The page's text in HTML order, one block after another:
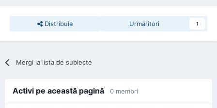
Distribuie Urmăritori 1
Mergi la lista de subiecte
Activi pe această pagină 0 membri